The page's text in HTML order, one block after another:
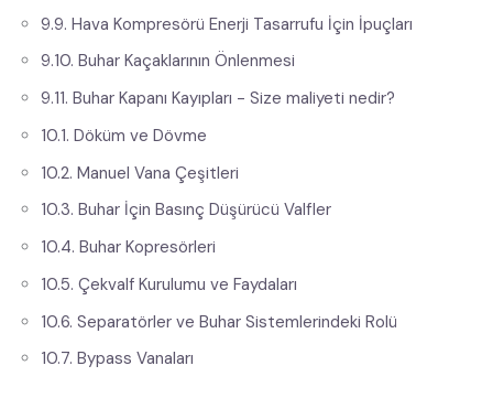
9.9. Hava Kompresörü Enerji Tasarrufu İçin İpuçları
9.10. Buhar Kaçaklarının Önlenmesi
9.11. Buhar Kapanı Kayıpları - Size maliyeti nedir?
10.1. Döküm ve Dövme
10.2. Manuel Vana Çeşitleri
10.3. Buhar İçin Basınç Düşürücü Valfler​
10.4. Buhar Kopresörleri
10.5. Çekvalf Kurulumu ve Faydaları
10.6. Separatörler ve Buhar Sistemlerindeki Rolü
10.7. Bypass Vanaları